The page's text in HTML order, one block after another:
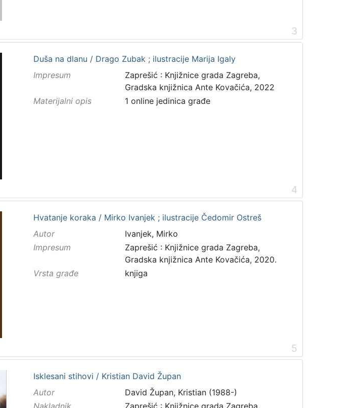
3
Duša na dlanu / Drago Zubak ; ilustracije Marija Igaly
Impresum
Zaprešić : Knjižnice grada Zagreba,
Gradska knjižnica Ante Kovačića, 2022
Materijalni opis
1 online jedinica građe
4
Hvatanje koraka / Mirko Ivanjek ; ilustracije Čedomir Ostreš
Autor
Ivanjek, Mirko
Impresum
Zaprešić : Knjižnice grada Zagreba,
Gradska knjižnica Ante Kovačića, 2020.
Vrsta građe
knjiga
5
Isklesani stihovi / Kristian David Župan
Autor
David Župan, Kristian (1988-)